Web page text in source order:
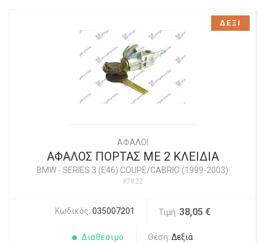
ΑΦΑΛΟΙ
ΑΦΑΛΟΣ ΠΟΡΤΑΣ ΜΕ 2 ΚΛΕΙΔΙΑ
BMW - SERIES 3 (E46) COUPE/CABRIO (1999-2003)
#7822
Κωδικός: 035007201 Τιμή: 38,05 €
Διαθέσιμο Θέση: Δεξιά
ΔΕΞΙ